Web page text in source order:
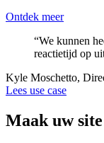
Ontdek meer
“We kunnen
reactietijd op
Kyle Moschetto,
Lees use case
Maak uw